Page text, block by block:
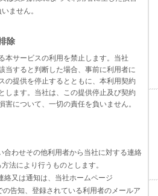
ません。
除
本サービスの利用を禁止します。当社
当すると判断した場合、事前に利用者に
の提供を停止するとともに、本利用契約
します。当社は、この提供停止及び契約
害について、一切の責任を負いません。
わせその他利用者から当社に対する連絡
法により行うものとします。
又は通知は、当社ホームページ
の告知、登録されている利用者のメールア